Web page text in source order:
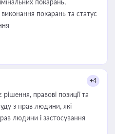
покарань,
виконання покарань та статус
+4
правові позиції та
з прав людини, які
людини і застосування